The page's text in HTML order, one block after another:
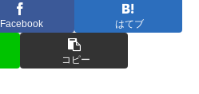
Facebook はてブ
コピー